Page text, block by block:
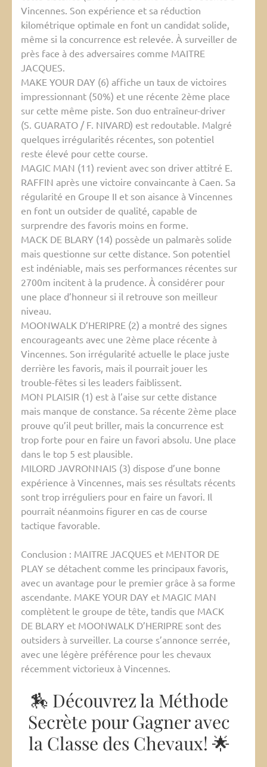
Vincennes. Son expérience et sa réduction
kilométrique optimale en font un candidat solide,
même si la concurrence est relevée. À surveiller de
près face à des adversaires comme MAITRE
JACQUES.
MAKE YOUR DAY (6) affiche un taux de victoires
impressionnant (50%) et une récente 2ème place
sur cette même piste. Son duo entraîneur-driver
(S. GUARATO / F. NIVARD) est redoutable. Malgré
quelques irrégularités récentes, son potentiel
reste élevé pour cette course.
MAGIC MAN (11) revient avec son driver attitré E.
RAFFIN après une victoire convaincante à Caen. Sa
régularité en Groupe II et son aisance à Vincennes
en font un outsider de qualité, capable de
surprendre des favoris moins en forme.
MACK DE BLARY (14) possède un palmarès solide
mais questionne sur cette distance. Son potentiel
est indéniable, mais ses performances récentes sur
2700m incitent à la prudence. À considérer pour
une place d’honneur si il retrouve son meilleur
niveau.
MOONWALK D’HERIPRE (2) a montré des signes
encourageants avec une 2ème place récente à
Vincennes. Son irrégularité actuelle le place juste
derrière les favoris, mais il pourrait jouer les
trouble-fêtes si les leaders faiblissent.
MON PLAISIR (1) est à l’aise sur cette distance
mais manque de constance. Sa récente 2ème place
prouve qu’il peut briller, mais la concurrence est
trop forte pour en faire un favori absolu. Une place
dans le top 5 est plausible.
MILORD JAVRONNAIS (3) dispose d’une bonne
expérience à Vincennes, mais ses résultats récents
sont trop irréguliers pour en faire un favori. Il
pourrait néanmoins figurer en cas de course
tactique favorable.
Conclusion : MAITRE JACQUES et MENTOR DE
PLAY se détachent comme les principaux favoris,
avec un avantage pour le premier grâce à sa forme
ascendante. MAKE YOUR DAY et MAGIC MAN
complètent le groupe de tête, tandis que MACK
DE BLARY et MOONWALK D’HERIPRE sont des
outsiders à surveiller. La course s’annonce serrée,
avec une légère préférence pour les chevaux
récemment victorieux à Vincennes.
🏇 Découvrez la Méthode
Secrète pour Gagner avec
la Classe des Chevaux! 🌟